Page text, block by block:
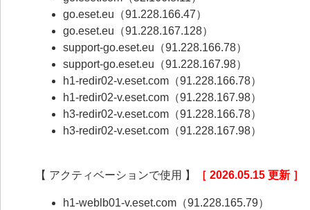
go.eset.eu（91.228.166.47）
go.eset.eu（91.228.167.128）
support-go.eset.eu（91.228.166.78）
support-go.eset.eu（91.228.167.98）
h1-redir02-v.eset.com（91.228.166.78）
h1-redir02-v.eset.com（91.228.167.98）
h3-redir02-v.eset.com（91.228.166.78）
h3-redir02-v.eset.com（91.228.167.98）
【 アクティベーションで使用 】 ［ 2026.05.15 更新 ］
h1-weblb01-v.eset.com（91.228.165.79）